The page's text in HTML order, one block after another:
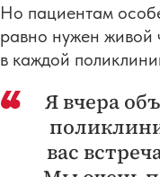
Но пациентам
равно нужен живой
в каждой
Я вчера
вас